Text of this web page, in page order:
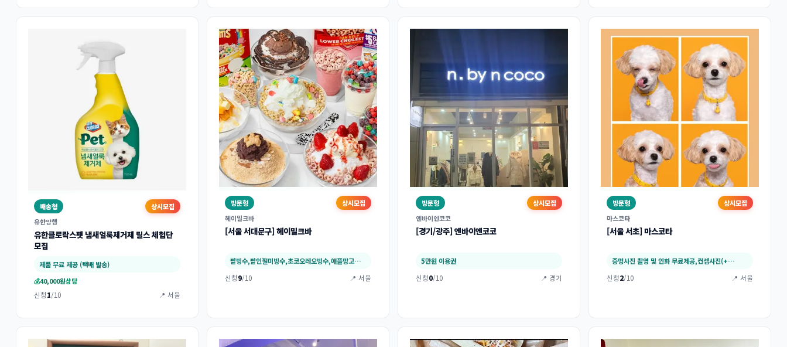
배송형
상시모집
유한양행
유한클로락스펫 냄새얼룩제거제 릴스 체험단
모집
제품 무료 제공 (택배 발송)
💰40,000원상당
신청1/10 📍 서울
방문형
상시모집
헤이밀크바
[서울 서대문구] 헤이밀크바
팥빙수,팥인절미빙수,초코오레오빙수,애플망고치…
신청9/10 📍 서울
방문형
상시모집
엔바이엔코코
[경기/광주] 엔바이엔코코
5만원 이용권
신청0/10 📍 경기
방문형
상시모집
마스코타
[서울 서초] 마스코타
증멍사진 촬영 및 인화 무료제공,컨셉사진(+…
신청2/10 📍 서울